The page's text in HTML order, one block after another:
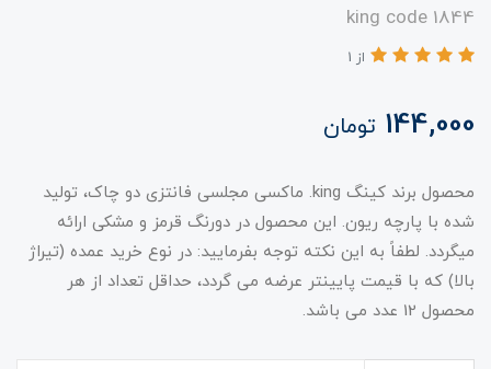
king code 1844
از 1
144,000 تومان
محصول برند کینگ king. ماکسی مجلسی فانتزی دو چاک، تولید
شده با پارچه ریون. این محصول در دورنگ قرمز و مشکی ارائه
میگردد. لطفاً به این نکته توجه بفرمایید: در نوع خرید عمده (تیراژ
بالا) که با قیمت پایینتر عرضه می گردد، حداقل تعداد از هر
محصول 12 عدد می باشد.